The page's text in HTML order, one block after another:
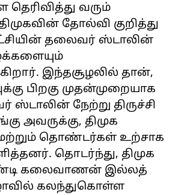
தெரிவித்து வரும்
தோல்வி குறித்து
தலைவர் ஸ்டாலின்
இந்தசூழலில் தான்,
பிறகு முதன்முறையாக
ஸ்டாலின் நேற்று திருச்சி
அவருக்கு, திமுக
மற்றும் தொண்டர்கள் உற்சாக
தொடர்ந்து, திமுக
கலைவாணன் இல்லத்
கலந்துகொள்ள